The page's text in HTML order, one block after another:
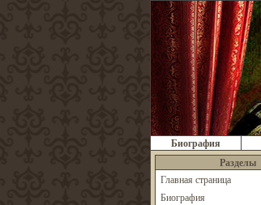
Биография
Разделы
Главная страница
Биография